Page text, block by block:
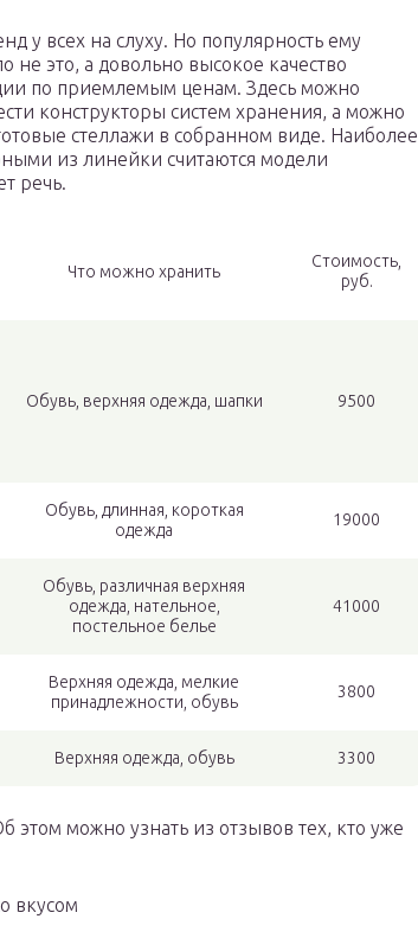
у всех на слуху. Но популярность ему
не это, а довольно высокое качество
по приемлемым ценам. Здесь можно
конструкторы систем хранения, а можно
стеллажи в собранном виде. Наиболее
из линейки считаются модели
речь.
Что можно хранить
Стоимость,
руб.
Обувь, верхняя одежда, шапки 9500
Обувь, длинная, короткая
одежда
19000
Обувь, различная верхняя
одежда, нательное,
постельное белье
41000
Верхняя одежда, мелкие
принадлежности, обувь
3800
Верхняя одежда, обувь 3300
этом можно узнать из отзывов тех, кто уже
вкусом